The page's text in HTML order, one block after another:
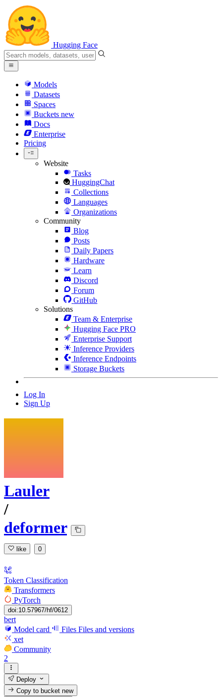
Hugging Face
Models
Datasets
Spaces
Buckets new
Docs
Enterprise
Pricing
Website
Tasks
HuggingChat
Collections
Languages
Organizations
Community
Blog
Posts
Daily Papers
Hardware
Learn
Discord
Forum
GitHub
Solutions
Team & Enterprise
Hugging Face PRO
Enterprise Support
Inference Providers
Inference Endpoints
Storage Buckets
Log In
Sign Up
Lauler
/
deformer
like 0
Token Classification
Transformers
PyTorch
doi:10.57967/hf/0612
bert
Model card
Files Files and versions
xet
Community
2
Deploy
Copy to bucketnew